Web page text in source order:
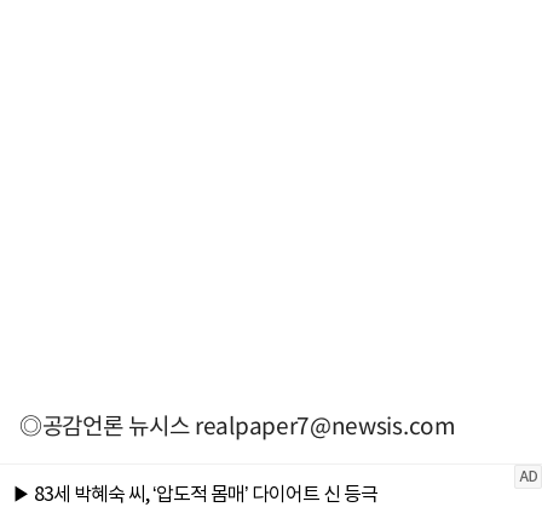
◎공감언론 뉴시스realpaper7@newsis.com